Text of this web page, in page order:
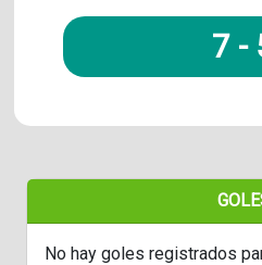
7 -
No hay goles registrados